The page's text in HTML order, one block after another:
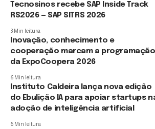
Tecnosinos recebe SAP Inside Track
RS2026 — SAP SITRS 2026
3 Min leitura
Inovação, conhecimento e
cooperação marcam a programação
da ExpoCoopera 2026
6 Min leitura
Instituto Caldeira lança nova edição
do Ebulição IA para apoiar startups
adoção de inteligência artificial
6 Min leitura